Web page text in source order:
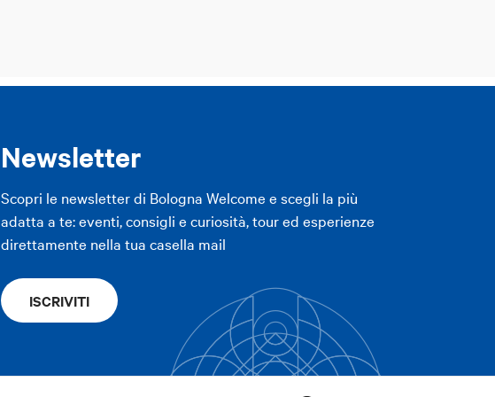
Newsletter
Scopri le newsletter di Bologna Welcome e scegli la più
adatta a te: eventi, consigli e curiosità, tour ed esperienze
direttamente nella tua casella mail
ISCRIVITI